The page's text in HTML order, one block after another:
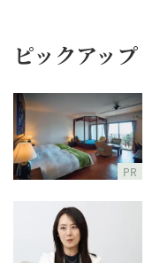
ピックアップ
PR